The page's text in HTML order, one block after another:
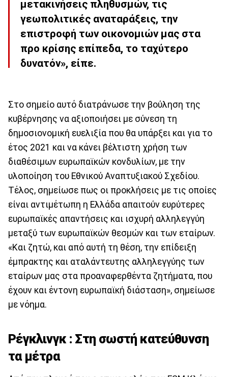
μετακινήσεις πληθυσμών, τις
γεωπολιτικές αναταράξεις, την
επιστροφή των οικονομιών μας στα
προ κρίσης επίπεδα, το ταχύτερο
δυνατόν», είπε.
Στο σημείο αυτό διατράνωσε την βούληση της
κυβέρνησης να αξιοποιήσει με σύνεση τη
δημοσιονομική ευελιξία που θα υπάρξει και για το
έτος 2021 και να κάνει βέλτιστη χρήση των
διαθέσιμων ευρωπαϊκών κονδυλίων, με την
υλοποίηση του Εθνικού Αναπτυξιακού Σχεδίου.
Τέλος, σημείωσε πως οι προκλήσεις με τις οποίες
είναι αντιμέτωπη η Ελλάδα απαιτούν ευρύτερες
ευρωπαϊκές απαντήσεις και ισχυρή αλληλεγγύη
μεταξύ των ευρωπαϊκών θεσμών και των εταίρων.
«Και ζητώ, και από αυτή τη θέση, την επίδειξη
έμπρακτης και αταλάντευτης αλληλεγγύης των
εταίρων μας στα προαναφερθέντα ζητήματα, που
έχουν και έντονη ευρωπαϊκή διάσταση», σημείωσε
με νόημα.
Ρέγκλινγκ : Στη σωστή κατεύθυνση
τα μέτρα